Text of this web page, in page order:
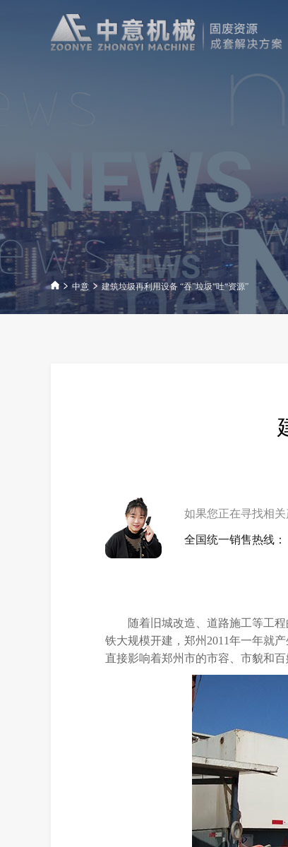
中意 建筑垃圾再利用设备 “吞”垃圾“吐“资源”
如果您正在寻找相
全国统一销售热线：
随着旧城改造、道路施工等工
铁大规模开建，郑州2011年一年就
直接影响着郑州市的市容、市貌和